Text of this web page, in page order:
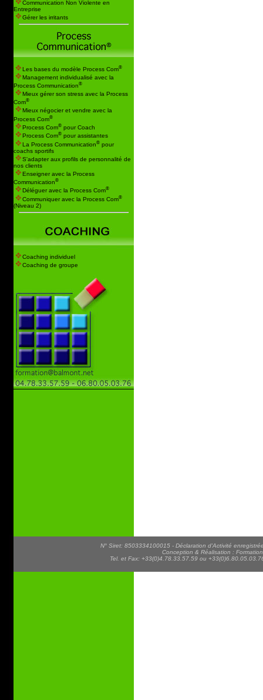
Communication Non Violente en
Entreprise
Gérer les irritants
Les bases du modèle Process Com®
Management individualisé avec la
Process Communication®
Mieux gérer son stress avec la Process
Com®
Mieux négocier et vendre avec la
Process Com®
Process Com® pour Coach
Process Com® pour assistantes
La Process Communication® pour
coachs sportifs
S'adapter aux profils de personnalité de
nos clients
Enseigner avec la Process
Communication®
Déléguer avec la Process Com®
Communiquer avec la Process Com®
(Niveau 2)
Coaching individuel
Coaching de groupe
N° Siret: 8503334100015 - Déclaration d'Activité
Conception & Réalisation :
Tel. et Fax: +33(0)4.78.33.57.59 ou